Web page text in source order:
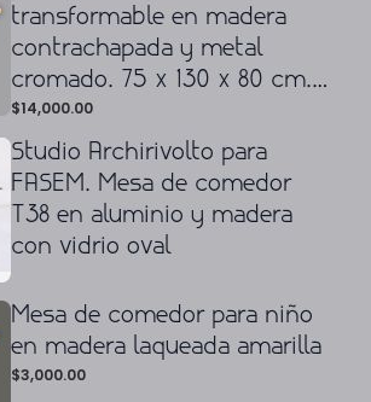
transformable en madera
contrachapada y metal
cromado. 75 x 130 x 80 cm.
(cerrado). 75 x 130 cm. Ø
$14,000.00
Studio Archirivolto para
FASEM. Mesa de comedor
T38 en aluminio y madera
con vidrio oval
Mesa de comedor para niño
en madera laqueada amarilla
$3,000.00